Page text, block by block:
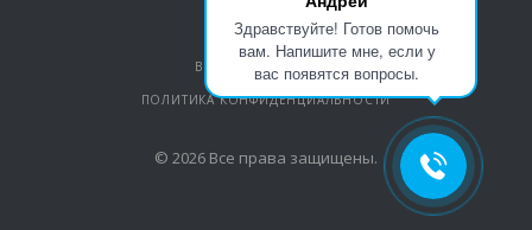
Здравствуйте! Готов помочь
вам. Напишите мне, если у
вас появятся вопросы.
ВЕРСИЯ ДЛЯ ПЕЧАТИ
ПОЛИТИКА КОНФИДЕНЦИАЛЬНОСТИ
© 2026 Все права защищены.